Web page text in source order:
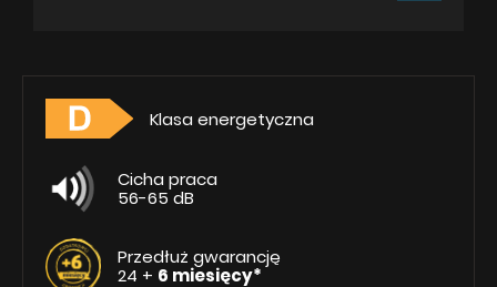
Klasa energetyczna
Cicha praca
56-65 dB
Przedłuż gwarancję
24 + 6 miesięcy*